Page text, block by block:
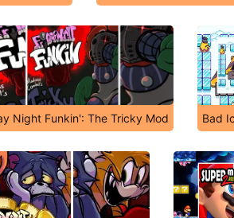
Night Funkin': The Tricky Mod Bad